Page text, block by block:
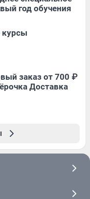
год обучения
курсы
заказ от 700 ₽
Доставка